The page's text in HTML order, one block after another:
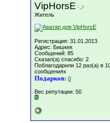
VipHorsE
Житель
Регистрация: 31.01.2013
Адрес: Бишкек
Сообщений: 85
Сказал(а) спасибо: 2
Поблагодарили 12 раз(а) в
сообщениях
Подарков: 0
Вес репутации: 50